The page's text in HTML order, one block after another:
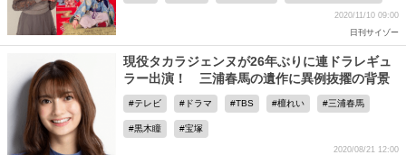
2020/11/10 09:00
日刊サイゾー
現役タカラジェンヌが26年ぶりに連ドラレギュ
ラー出演！ 三浦春馬の遺作に異例抜擢の背景
テレビ ドラマ TBS 檀れい 三浦春馬
黒木瞳 宝塚
2020/08/21 12:00